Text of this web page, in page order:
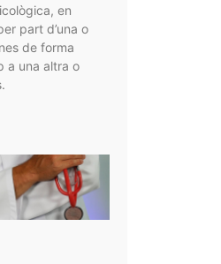
en
part d’una o
de forma
a una altra o